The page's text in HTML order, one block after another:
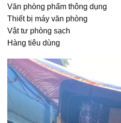
Văn phòng phẩm thông dụng
Thiết bị máy văn phòng
Vật tư phòng sạch
Hàng tiêu dùng